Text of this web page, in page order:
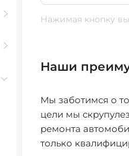
Нажимая кнопку
Наши
Мы заботимся о
цели мы
ремонта
только